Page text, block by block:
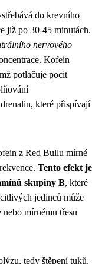
do krevního
již po 30-45 minutách.
nervového
Kofein
potlačuje pocit
které přispívají
z Red Bullu mírné
Tento efekt je
skupiny B, které
jedinců může
mírnému třesu
tedy štěpení tuků,